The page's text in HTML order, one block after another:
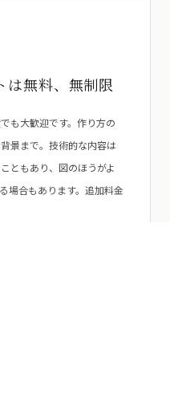
は無料、無制限
も大歓迎です。作り方の
景まで。技術的な内容は
ともあり、図のほうがよ
場合もあります。追加料金